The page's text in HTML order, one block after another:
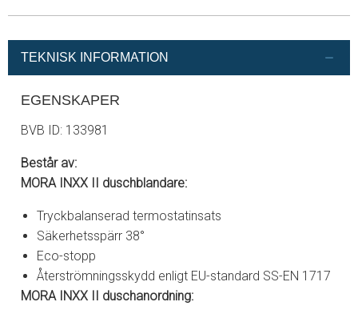
TEKNISK INFORMATION
EGENSKAPER
BVB ID: 133981
Består av:
MORA INXX II duschblandare:
Tryckbalanserad termostatinsats
Säkerhetsspärr 38°
Eco-stopp
Återströmningsskydd enligt EU-standard SS-EN 1717
MORA INXX II duschanordning: